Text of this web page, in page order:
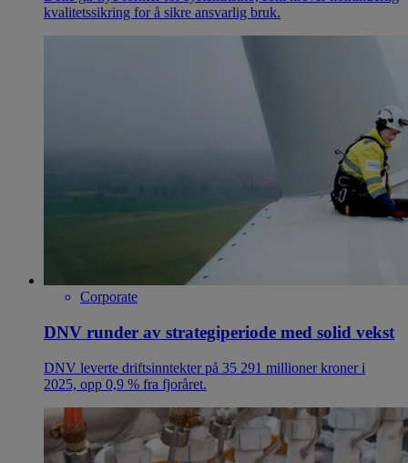
kvalitetssikring for å sikre ansvarlig bruk.
Corporate
DNV runder av strategiperiode med solid vekst
DNV leverte driftsinntekter på 35 291 millioner kroner i
2025, opp 0,9 % fra fjoråret.